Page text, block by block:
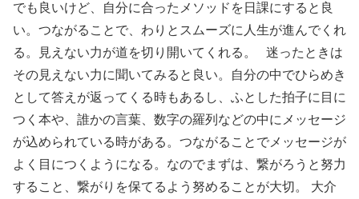
でも良いけど、自分に合ったメソッドを日課にすると良
い。つながることで、わりとスムーズに人生が進んでくれ
る。見えない力が道を切り開いてくれる。 迷ったときは
その見えない力に聞いてみると良い。自分の中でひらめき
として答えが返ってくる時もあるし、ふとした拍子に目に
つく本や、誰かの言葉、数字の羅列などの中にメッセージ
が込められている時がある。つながることでメッセージが
よく目につくようになる。なのでまずは、繋がろうと努力
すること、繋がりを保てるよう努めることが大切。 大介